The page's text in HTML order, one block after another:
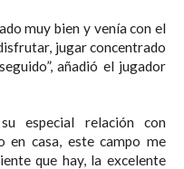
muy bien y venía con el
jugar concentrado
añadió el jugador
especial relación con
en casa, este campo me
que hay, la excelente